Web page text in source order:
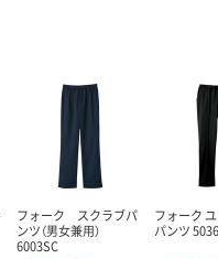
フォーク スクラブパ
ンツ（男女兼用）
6003SC
フォーク
パンツ